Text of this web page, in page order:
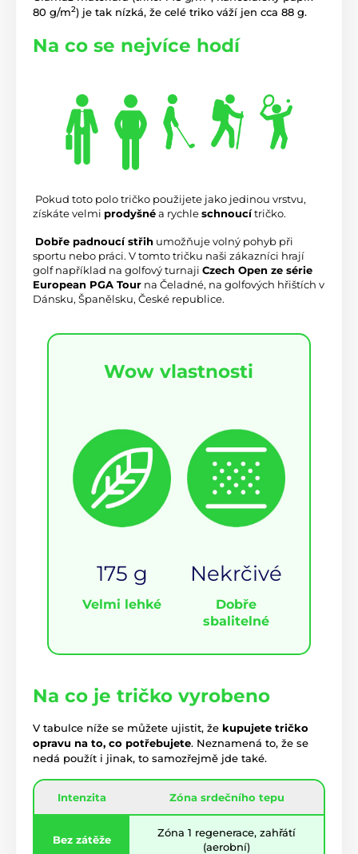
80 g/m2) je tak nízká, že celé triko váží jen cca 88 g.
Na co se nejvíce hodí
získáte velmi prodyšné a rychle schnoucí tričko.
Dobře padnoucí střih umožňuje volný pohyb při
sportu nebo práci. V tomto tričku naši zákazníci hrají
golf například na golfový turnaji Czech Open ze série
European PGA Tour na Čeladné, na golfových hřištích v
Dánsku, Španělsku, České republice.
Wow vlastnosti
175 g
Velmi lehké
Nekrčivé
Dobře
sbalitelné
Na co je tričko vyrobeno
V tabulce níže se můžete ujistit, že kupujete tričko
opravu na to, co potřebujete. Neznamená to, že se
nedá použít i jinak, to samozřejmě jde také.
Intenzita Zóna srdečního tepu
Bez zátěže
Zóna 1 regenerace, zahřátí
(aerobní)